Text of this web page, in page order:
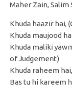
Maher Zain, Salim
Khuda haazir hai,
Khuda maujood
Khuda maliki
of Judgement)
Khuda raheem
Bas tu hi kareem